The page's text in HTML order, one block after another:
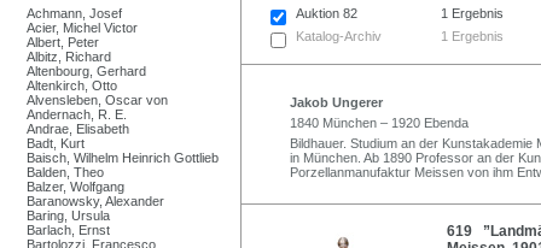
Achmann, Josef
Acier, Michel Victor
Albert, Peter
Albitz, Richard
Altenbourg, Gerhard
Altenkirch, Otto
Alvensleben, Oscar von
Andernach, R. E.
Andrae, Elisabeth
Badt, Kurt
Baisch, Wilhelm Heinrich Gottlieb
Balden, Theo
Balzer, Wolfgang
Baranowsky, Alexander
Baring, Ursula
Barlach, Ernst
Bartolozzi, Francesco
Auktion 82
1 Ergebnis
Katalog-Archiv
1 Ergebnis
Jakob Ungerer
1840 München – 1920 Ebenda
Bildhauer. Studium an der
in München. Ab 1890 Professor an der
Porzellanmanufaktur Meissen von ihm
619